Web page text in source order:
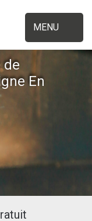
MENU
de
En